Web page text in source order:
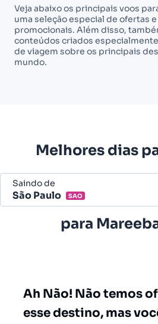
Veja abaixo os principais voos
uma seleção especial de ofertas
promocionais. Além disso,
conteúdos criados
de viagem sobre os principais
mundo.
Melhores dias
Saindo de
São Paulo SAO
Belo Horizonte - Todos (BHZ)
para
Ah Não! Não temos
esse destino, mas